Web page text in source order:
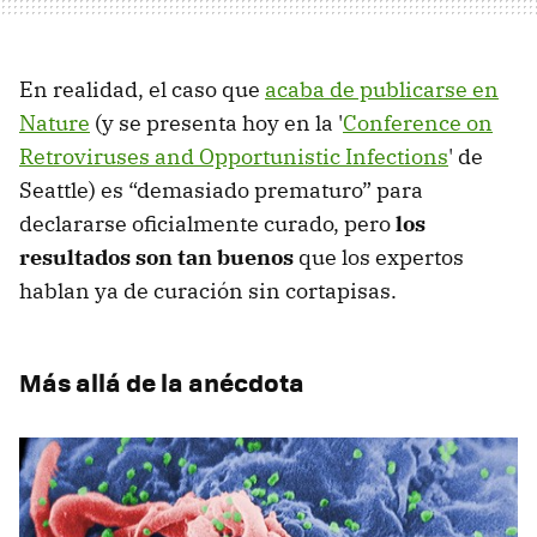
En realidad, el caso que acaba de publicarse en
Nature (y se presenta hoy en la 'Conference on
Retroviruses and Opportunistic Infections' de
Seattle) es “demasiado prematuro” para
declararse oficialmente curado, perolos
resultados son tan buenos que los expertos
hablan ya de curación sin cortapisas.
Más allá de la anécdota